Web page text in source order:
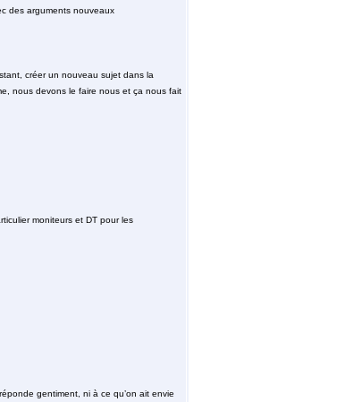
des arguments nouveaux
créer un nouveau sujet dans la
nous devons le faire nous et ça nous fait
moniteurs et DT pour les
gentiment, ni à ce qu’on ait envie